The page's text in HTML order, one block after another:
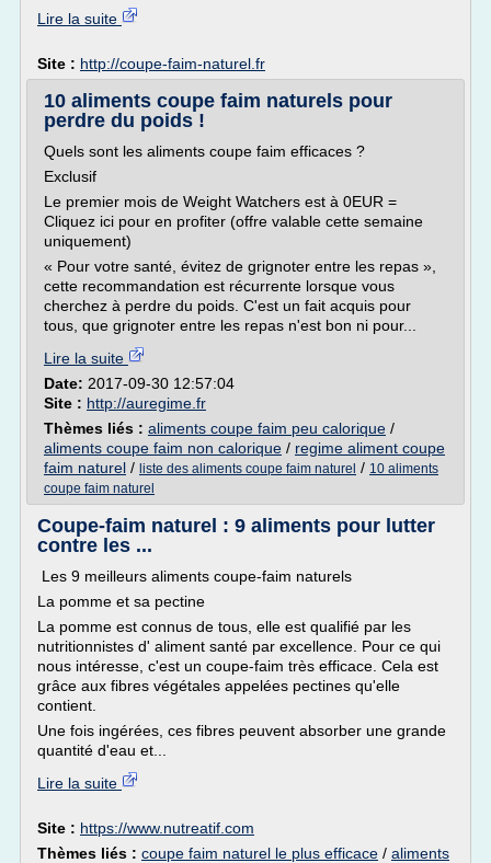
Lire la suite
Site : http://coupe-faim-naturel.fr
10 aliments coupe faim naturels pour
perdre du poids !
Quels sont les aliments coupe faim efficaces ?
Exclusif
Le premier mois de Weight Watchers est à 0EUR =
Cliquez ici pour en profiter (offre valable cette semaine
uniquement)
« Pour votre santé, évitez de grignoter entre les repas »,
cette recommandation est récurrente lorsque vous
cherchez à perdre du poids. C'est un fait acquis pour
tous, que grignoter entre les repas n'est bon ni pour...
Lire la suite
Date: 2017-09-30 12:57:04
Site : http://auregime.fr
Thèmes liés : aliments coupe faim peu calorique /
aliments coupe faim non calorique / regime aliment coupe
faim naturel / liste des aliments coupe faim naturel / 10 aliments
coupe faim naturel
Coupe-faim naturel : 9 aliments pour lutter
contre les ...
Les 9 meilleurs aliments coupe-faim naturels
La pomme et sa pectine
La pomme est connus de tous, elle est qualifié par les
nutritionnistes d' aliment santé par excellence. Pour ce qui
nous intéresse, c'est un coupe-faim très efficace. Cela est
grâce aux fibres végétales appelées pectines qu'elle
contient.
Une fois ingérées, ces fibres peuvent absorber une grande
quantité d'eau et...
Lire la suite
Site : https://www.nutreatif.com
Thèmes liés : coupe faim naturel le plus efficace / aliments